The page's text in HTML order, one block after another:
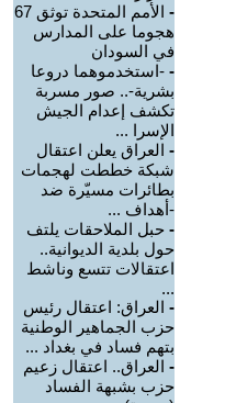
-
الأمم المتحدة توثق 67
هجوما على المدارس
في السودان
- -استخدموهما دروعا
بشرية-.. صور مسربة
تكشف إعدام الجيش
الإسرا ...
- العراق يعلن اعتقال
شبكة خططت لهجمات
بطائرات مسيّرة ضد
-أهداف ...
- حبل الملاحقات يلتف
حول بلدية الديوانية..
اعتقالات تتسع وناشط
...
- العراق: اعتقال رئيس
حزب الجماهير الوطنية
بتهم فساد في بغداد ...
- العراق.. اعتقال زعيم
حزب بشبهة الفساد